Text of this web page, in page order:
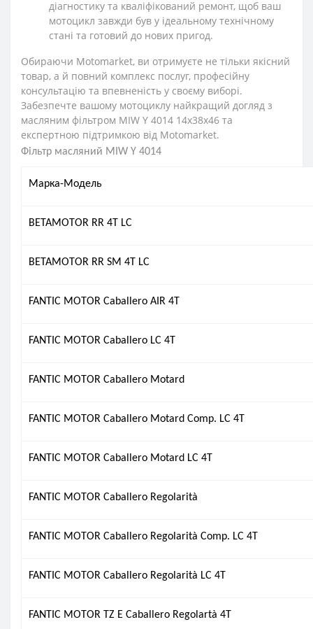
діагностику та кваліфікований ремонт, щоб ваш
мотоцикл завжди був у ідеальному технічному
стані та готовий до нових пригод.
Обираючи Motomarket, ви отримуєте не тільки якісний
товар, а й повний комплекс послуг, професійну
консультацію та впевненість у своєму виборі.
Забезпечте вашому мотоциклу найкращий догляд з
масляним фільтром MIW Y 4014 14х38х46 та
експертною підтримкою від Motomarket.
Фільтр масляний MIW Y 4014
Марка-Модель
BETAMOTOR RR 4T LC
BETAMOTOR RR SM 4T LC
FANTIC MOTOR Caballero AIR 4T
FANTIC MOTOR Caballero LC 4T
FANTIC MOTOR Caballero Motard
FANTIC MOTOR Caballero Motard Comp. LC 4T
FANTIC MOTOR Caballero Motard LC 4T
FANTIC MOTOR Caballero Regolarità
FANTIC MOTOR Caballero Regolarità Comp. LC 4T
FANTIC MOTOR Caballero Regolarità LC 4T
FANTIC MOTOR TZ E Caballero Regolartà 4T